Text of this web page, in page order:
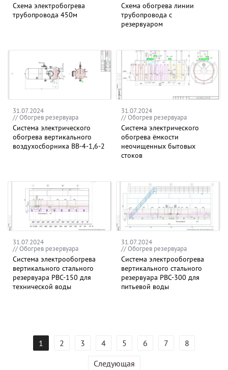
Схема электробогрева
трубопровода 450м
Схема обогрева линии
трубопровода с
резервуаром
31.07.2024
// Обогрев резервуара
Система электрического
обогрева вертикального
воздухосборника ВВ-4-1,6-2
31.07.2024
// Обогрев резервуара
Система электрического
обогрева ёмкости
неочищенных бытовых
стоков
31.07.2024
// Обогрев резервуара
Система электрообогрева
вертикального стального
резервуара РВС-150 для
технической воды
31.07.2024
// Обогрев резервуара
Система электрообогрева
вертикального стального
резервуара РВС-300 для
питьевой воды
1 2 3 4 5 6 7
8
Следующая